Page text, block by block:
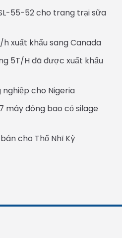
55-52 cho trang trại sữa
xuất khẩu sang Canada
5T/H đã được xuất khẩu
cho Nigeria
máy đóng bao cỏ silage
cho Thổ Nhĩ Kỳ